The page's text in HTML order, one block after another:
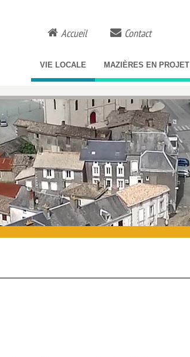
Accueil Contact
VIE LOCALE MAZIÈRES EN PROJET